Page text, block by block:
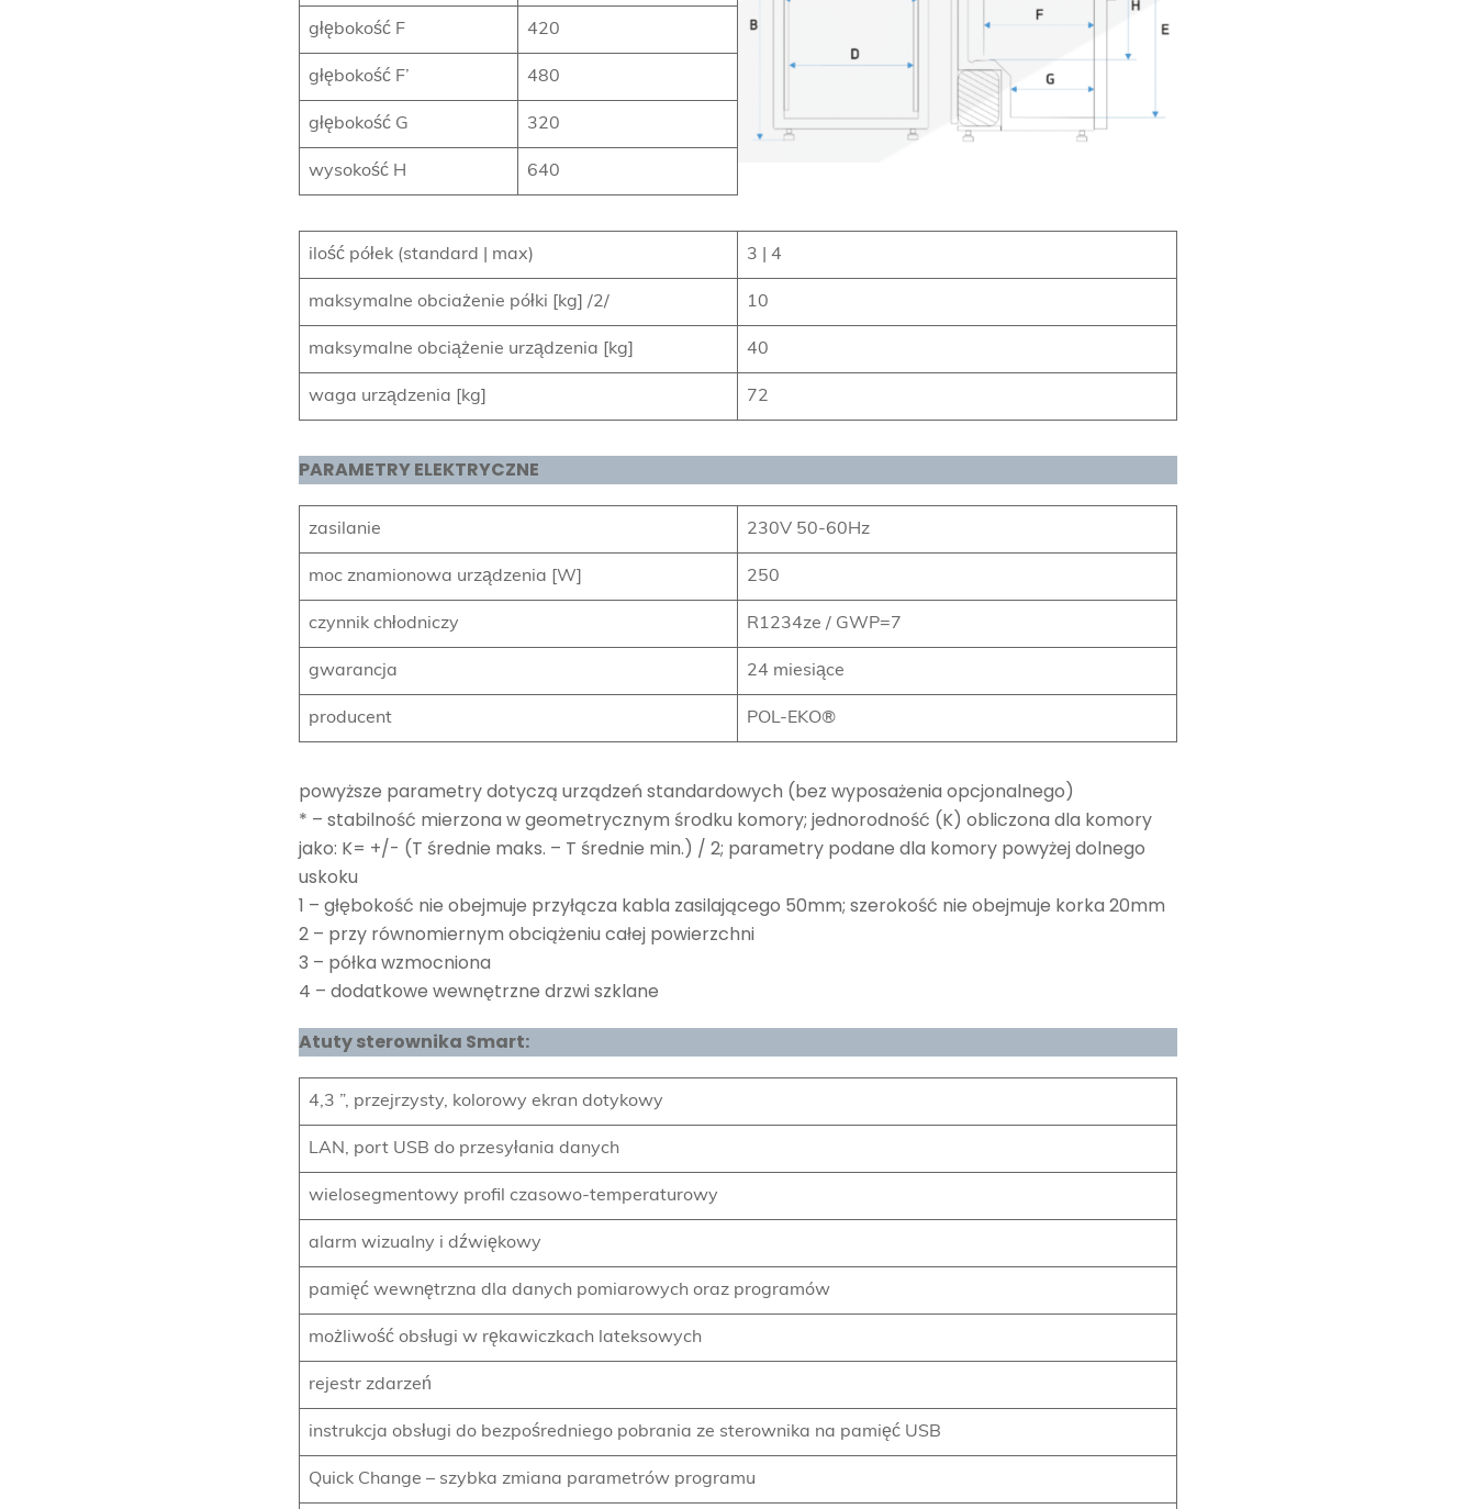
głębokość F 420
głębokość F’ 480
głębokość G 320
wysokość H 640
ilość półek (standard | max) 3 | 4
maksymalne obciażenie półki [kg] /2/ 10
maksymalne obciążenie urządzenia [kg] 40
waga urządzenia [kg] 72
PARAMETRY ELEKTRYCZNE
zasilanie 230V 50-60Hz
moc znamionowa urządzenia [W] 250
czynnik chłodniczy R1234ze / GWP=7
gwarancja 24 miesiące
producent POL-EKO®
powyższe parametry dotyczą urządzeń standardowych (bez wyposażenia opcjonalnego)
* – stabilność mierzona w geometrycznym środku komory; jednorodność (K) obliczona dla komory
jako: K= +/- (T średnie maks. – T średnie min.) / 2; parametry podane dla komory powyżej dolnego
uskoku
1 – głębokość nie obejmuje przyłącza kabla zasilającego 50mm; szerokość nie obejmuje korka 20mm
2 – przy równomiernym obciążeniu całej powierzchni
3 – półka wzmocniona
4 – dodatkowe wewnętrzne drzwi szklane
Atuty sterownika Smart:
4,3 ”, przejrzysty, kolorowy ekran dotykowy
LAN, port USB do przesyłania danych
wielosegmentowy profil czasowo-temperaturowy
alarm wizualny i dźwiękowy
pamięć wewnętrzna dla danych pomiarowych oraz programów
możliwość obsługi w rękawiczkach lateksowych
rejestr zdarzeń
instrukcja obsługi do bezpośredniego pobrania ze sterownika na pamięć USB
Quick Change – szybka zmiana parametrów programu